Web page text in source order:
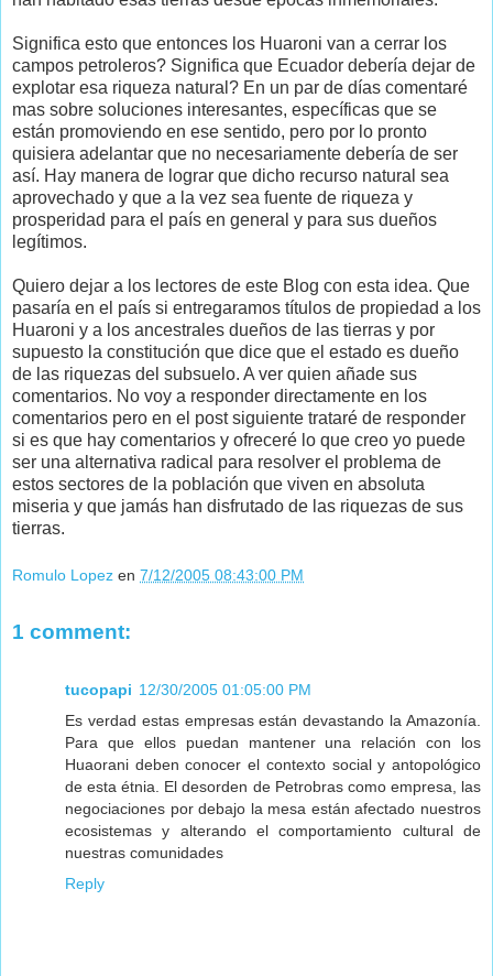
Significa esto que entonces los Huaroni van a cerrar los
campos petroleros? Significa que Ecuador debería dejar de
explotar esa riqueza natural? En un par de días comentaré
mas sobre soluciones interesantes, específicas que se
están promoviendo en ese sentido, pero por lo pronto
quisiera adelantar que no necesariamente debería de ser
así. Hay manera de lograr que dicho recurso natural sea
aprovechado y que a la vez sea fuente de riqueza y
prosperidad para el país en general y para sus dueños
legítimos.
Quiero dejar a los lectores de este Blog con esta idea. Que
pasaría en el país si entregaramos títulos de propiedad a los
Huaroni y a los ancestrales dueños de las tierras y por
supuesto la constitución que dice que el estado es dueño
de las riquezas del subsuelo. A ver quien añade sus
comentarios. No voy a responder directamente en los
comentarios pero en el post siguiente trataré de responder
si es que hay comentarios y ofreceré lo que creo yo puede
ser una alternativa radical para resolver el problema de
estos sectores de la población que viven en absoluta
miseria y que jamás han disfrutado de las riquezas de sus
tierras.
Romulo Lopez en 7/12/2005 08:43:00 PM
1 comment:
tucopapi 12/30/2005 01:05:00 PM
Es verdad estas empresas están devastando la Amazonía.
Para que ellos puedan mantener una relación con los
Huaorani deben conocer el contexto social y antopológico
de esta étnia. El desorden de Petrobras como empresa, las
negociaciones por debajo la mesa están afectado nuestros
ecosistemas y alterando el comportamiento cultural de
nuestras comunidades
Reply